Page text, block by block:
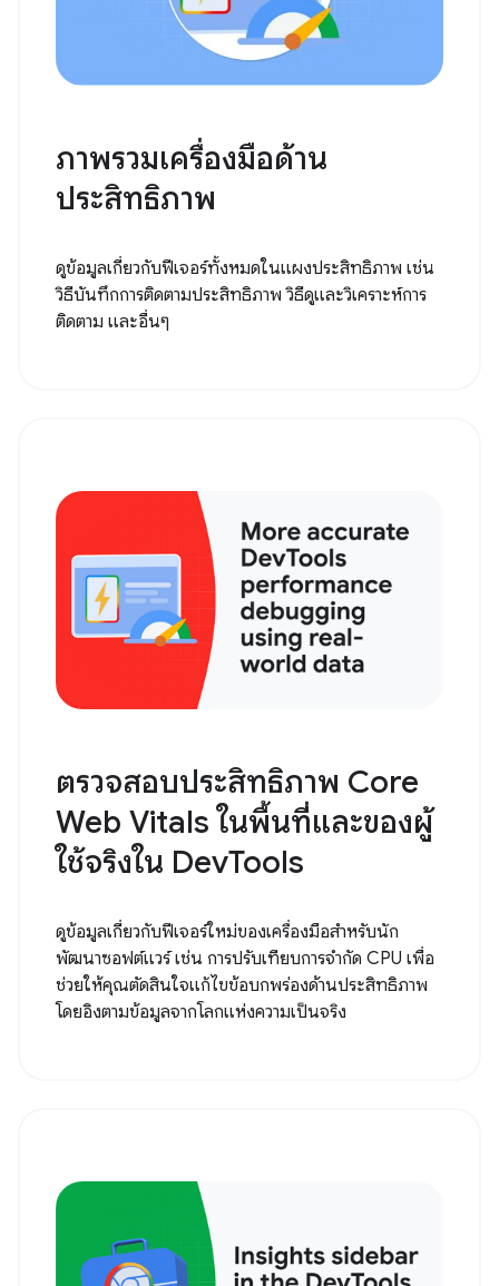
ภาพรวมเครื่องมือด้าน
ประสิทธิภาพ
ดูข้อมูลเกี่ยวกับฟีเจอร์ทั้งหมดในแผงประสิทธิภาพ เช่น
วิธีบันทึกการติดตามประสิทธิภาพ วิธีดูและวิเคราะห์การ
ติดตาม และอื่นๆ
ตรวจสอบประสิทธิภาพ Core
Web Vitals ในพื้นที่และของผู้
ใช้จริงใน DevTools
ดูข้อมูลเกี่ยวกับฟีเจอร์ใหม่ของเครื่องมือสำหรับนัก
พัฒนาซอฟต์แวร์ เช่น การปรับเทียบการจำกัด CPU เพื่อ
ช่วยให้คุณตัดสินใจแก้ไขข้อบกพร่องด้านประสิทธิภาพ
โดยอิงตามข้อมูลจากโลกแห่งความเป็นจริง